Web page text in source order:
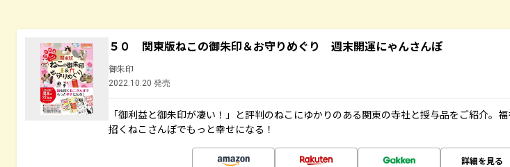
５０ 関東版ねこの御朱印＆お守りめぐり 週末開運にゃんさんぽ
御朱印
2022.10.20 発売
「御利益と御朱印が凄い！」と評判のねこにゆかりのある関東の寺社と授与品をご紹介。福
招くねこさんぽでもっと幸せになる！
詳細を見る